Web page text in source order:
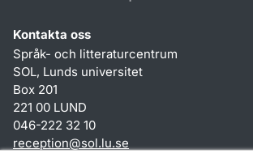
Kontakta oss
Språk- och litteraturcentrum
SOL, Lunds universitet
Box 201
221 00 LUND
046-222 32 10
reception@sol.lu.se